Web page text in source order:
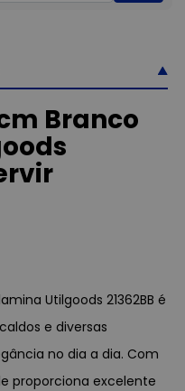
Branco
Utilgoods 21362BB é
e diversas
no dia a dia. Com
proporciona excelente